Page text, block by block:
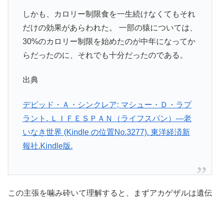
しかも、カロリー制限食を一生続けなくてもそれ
だけの効果があらわれた。 一部の猿については、
30%のカロリー制限を始めたのが中年になってか
らだったのに、それでも十分だったのである。
出典
デビッド・Ａ・シンクレア; マシュー・Ｄ・ラプ
ラント. ＬＩＦＥＳＰＡＮ（ライフスパン）―老
いなき世界 (Kindle の位置No.3277). 東洋経済新
報社.Kindle版.
この主張を噛み砕いて理解すると、まずアカゲザルは遺伝